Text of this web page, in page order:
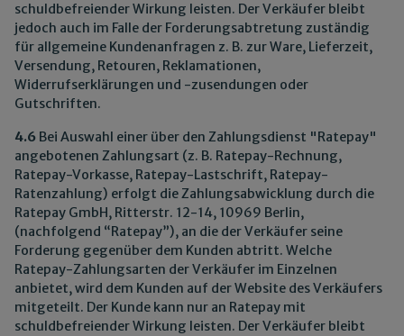
schuldbefreiender Wirkung leisten. Der Verkäufer bleibt
jedoch auch im Falle der Forderungsabtretung zuständig
für allgemeine Kundenanfragen z. B. zur Ware, Lieferzeit,
Versendung, Retouren, Reklamationen,
Widerrufserklärungen und -zusendungen oder
Gutschriften.
4.6 Bei Auswahl einer über den Zahlungsdienst "Ratepay"
angebotenen Zahlungsart (z. B. Ratepay-Rechnung,
Ratepay-Vorkasse, Ratepay-Lastschrift, Ratepay-
Ratenzahlung) erfolgt die Zahlungsabwicklung durch die
Ratepay GmbH, Ritterstr. 12-14, 10969 Berlin,
(nachfolgend “Ratepay”), an die der Verkäufer seine
Forderung gegenüber dem Kunden abtritt. Welche
Ratepay-Zahlungsarten der Verkäufer im Einzelnen
anbietet, wird dem Kunden auf der Website des Verkäufers
mitgeteilt. Der Kunde kann nur an Ratepay mit
schuldbefreiender Wirkung leisten. Der Verkäufer bleibt